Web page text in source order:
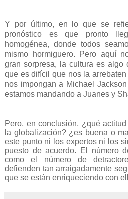
Y por último, en lo que se
pronóstico es que pronto
homogénea, donde todos
mismo hormiguero. Pero aquí
gran sorpresa, la cultura es algo
que es difícil que nos la
nos impongan a Michael
estamos mandando a Juanes y
Pero, en conclusión, ¿qué
la globalización? ¿es buena o
este punto ni los expertos ni los
puesto de acuerdo. El número
como el número de
defienden tan arraigadamente
que se están enriqueciendo con